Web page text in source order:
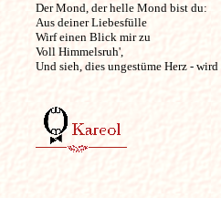
Der Mond, der helle Mond bist du:
Aus deiner Liebesfülle
Wirf einen Blick mir zu
Voll Himmelsruh',
Und sieh, dies ungestüme Herz -